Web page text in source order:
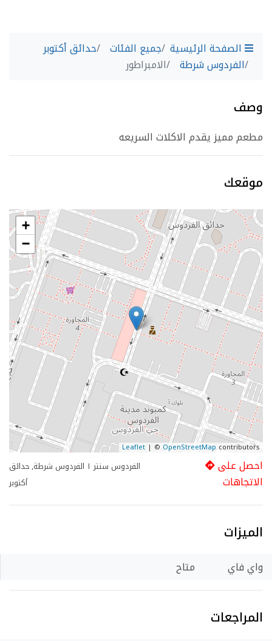
الصفحة الرئيسية جميع الفئات
حدائق أكتوبر
الفردوس شرطة
الامبراطور
وصف
مطعم مميز يقدم الاكلات السريعه
موقعك
+
−
Leaflet | © OpenStreetMap contributors
الفردوس سنتر ١ الفردوس شرطة, حدائق
أكتوبر
احصل على
الاتجاهات
الميزات
واي فاي متاح
المراجعات